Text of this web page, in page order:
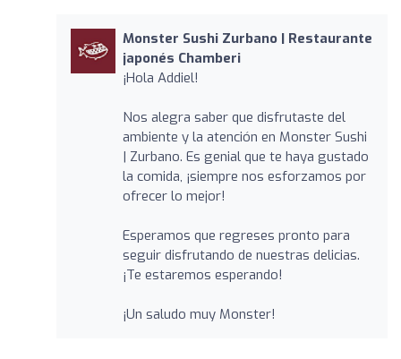
Monster Sushi Zurbano | Restaurante
japonés Chamberi
¡Hola Addiel!
Nos alegra saber que disfrutaste del
ambiente y la atención en Monster Sushi
| Zurbano. Es genial que te haya gustado
la comida, ¡siempre nos esforzamos por
ofrecer lo mejor!
Esperamos que regreses pronto para
seguir disfrutando de nuestras delicias.
¡Te estaremos esperando!
¡Un saludo muy Monster!